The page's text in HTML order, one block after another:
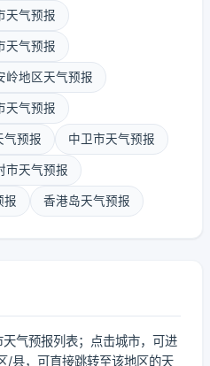
天气预报
天气预报
岭地区天气预报
天气预报
气预报 中卫市天气预报
市天气预报
报 香港岛天气预报
气预报列表；点击城市，可进
/县，可直接跳转至该地区的天